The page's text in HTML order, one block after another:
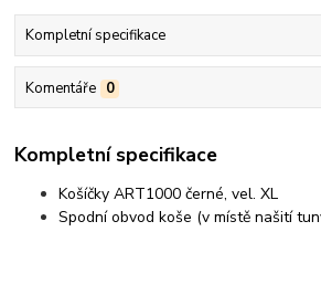
Kompletní specifikace
Komentáře 0
Kompletní specifikace
Košíčky ART1000 černé, vel. XL
Spodní obvod koše (v místě našití